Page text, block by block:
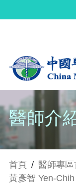
醫師介
首頁 / 醫師專區
黃彥智 Yen-